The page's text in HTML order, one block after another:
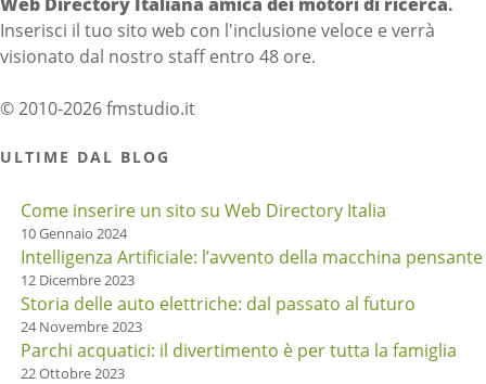
Inserisci il tuo sito web con l'inclusione veloce e verrà
visionato dal nostro staff entro 48 ore.
© 2010-2026 fmstudio.it
ULTIME DAL BLOG
Come inserire un sito su Web Directory Italia
10 Gennaio 2024
Intelligenza Artificiale: l’avvento della macchina pensante
12 Dicembre 2023
Storia delle auto elettriche: dal passato al futuro
24 Novembre 2023
Parchi acquatici: il divertimento è per tutta la famiglia
22 Ottobre 2023